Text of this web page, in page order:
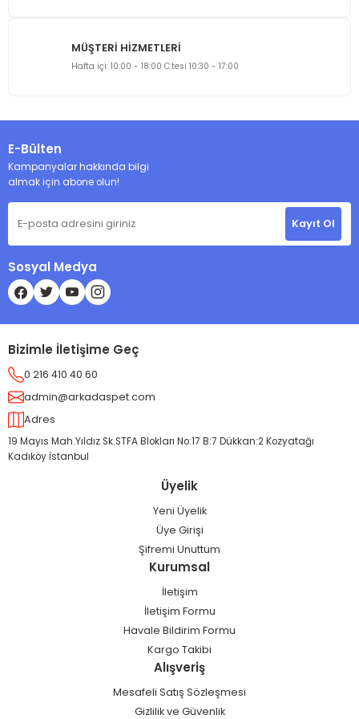
MÜŞTERİ HİZMETLERİ
Hafta içi: 10:00 - 18:00 C.tesi 10:30 - 17:00
E-Bülten
Kampanyalar hakkında bilgi
almak için abone olun!
Kayıt Ol
Sosyal Medya
Bizimle İletişime Geç
0 216 410 40 60
admin@arkadaspet.com
Adres
19 Mayıs Mah.Yıldız Sk.STFA Blokları No:17 B:7 Dükkan:2 Kozyatağı
Kadıköy İstanbul
Üyelik
Yeni Üyelik
Üye Girişi
Şifremi Unuttum
Kurumsal
İletişim
İletişim Formu
Havale Bildirim Formu
Kargo Takibi
Alışveriş
Mesafeli Satış Sözleşmesi
Gizlilik ve Güvenlik